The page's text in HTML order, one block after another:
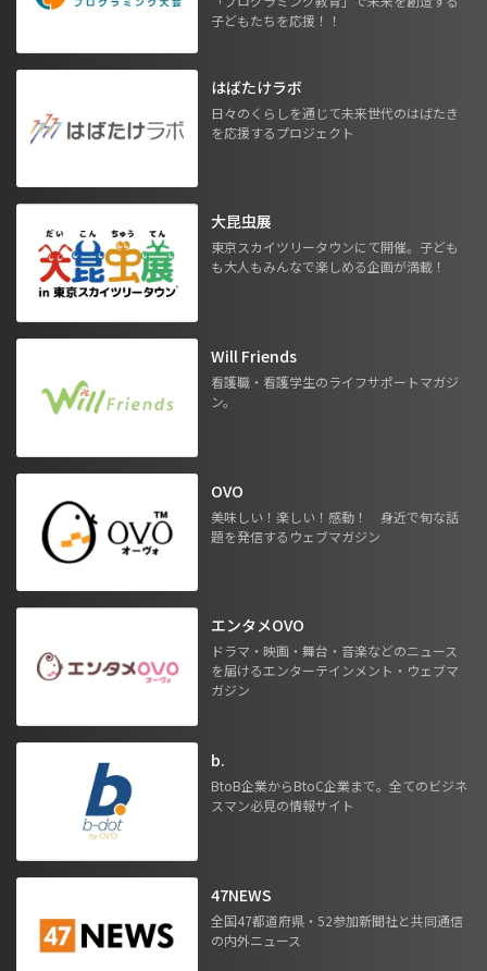
子どもたちを応援！！
はばたけラボ
日々のくらしを通じて未来世代のはばたき
を応援するプロジェクト
大昆虫展
東京スカイツリータウンにて開催。子ども
も大人もみんなで楽しめる企画が満載！
Will Friends
看護職・看護学生のライフサポートマガジ
ン。
OVO
美味しい！楽しい！感動！ 身近で旬な話
題を発信するウェブマガジン
エンタメOVO
ドラマ・映画・舞台・音楽などのニュース
を届けるエンターテインメント・ウェブマ
ガジン
b.
BtoB企業からBtoC企業まで。全てのビジネ
スマン必見の情報サイト
47NEWS
全国47都道府県・52参加新聞社と共同通信
の内外ニュース